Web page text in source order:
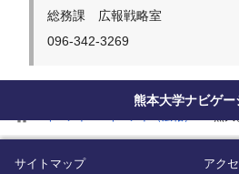
home
総務課 広報戦略室
096-342-3269
熊本大学ナビゲー
サイトマップ アク